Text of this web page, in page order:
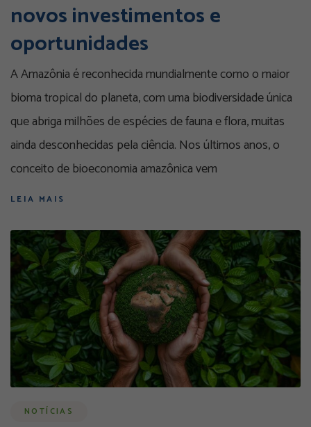
novos investimentos e
oportunidades
A Amazônia é reconhecida mundialmente como o maior
bioma tropical do planeta, com uma biodiversidade única
que abriga milhões de espécies de fauna e flora, muitas
ainda desconhecidas pela ciência. Nos últimos anos, o
conceito de bioeconomia amazônica vem
LEIA MAIS
NOTÍCIAS